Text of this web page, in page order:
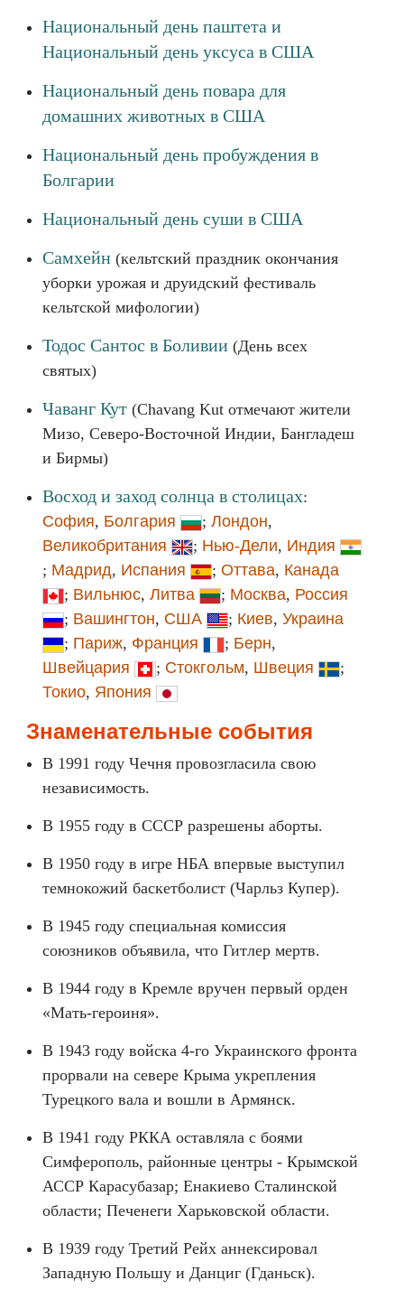
Национальный день паштета и
Национальный день уксуса в США
Национальный день повара для
домашних животных в США
Национальный день пробуждения в
Болгарии
Национальный день суши в США
Самхейн (кельтский праздник окончания
уборки урожая и друидский фестиваль
кельтской мифологии)
Тодос Сантос в Боливии (День всех
святых)
Чаванг Кут (Chavang Kut отмечают жители
Мизо, Северо-Восточной Индии, Бангладеш
и Бирмы)
Восход и заход солнца в столицах:
София, Болгария ; Лондон,
Великобритания
; Нью-Дели, Индия
; Мадрид, Испания ; Оттава, Канада
; Вильнюс, Литва ; Москва, Россия
; Вашингтон, США ; Киев, Украина
; Париж, Франция ; Берн,
Швейцария
; Стокгольм, Швеция
;
Токио, Япония
Знаменательные события
В 1991 году Чечня провозгласила свою
независимость.
В 1955 году в СССР разрешены аборты.
В 1950 году в игре НБА впервые выступил
темнокожий баскетболист (Чарльз Купер).
В 1945 году специальная комиссия
союзников объявила, что Гитлер мертв.
В 1944 году в Кремле вручен первый орден
«Мать-героиня».
В 1943 году войска 4-го Украинского фронта
прорвали на севере Крыма укрепления
Турецкого вала и вошли в Армянск.
В 1941 году РККА оставляла с боями
Симферополь, районные центры - Крымской
АССР Карасубазар; Енакиево Сталинской
области; Печенеги Харьковской области.
В 1939 году Третий Рейх аннексировал
Западную Польшу и Данциг (Гданьск).